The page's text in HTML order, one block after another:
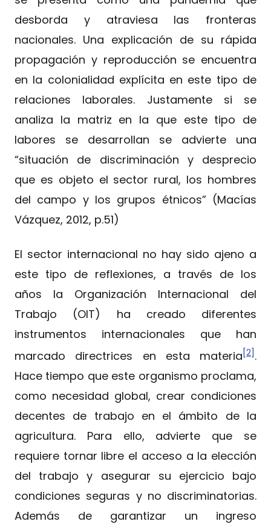
desborda y atraviesa las fronteras
nacionales. Una explicación de su rápida
propagación y reproducción se encuentra
en la colonialidad explícita en este tipo de
relaciones laborales. Justamente si se
analiza la matriz en la que este tipo de
labores se desarrollan se advierte una
“situación de discriminación y desprecio
que es objeto el sector rural, los hombres
del campo y los grupos étnicos” (Macías
Vázquez, 2012, p.51)
El sector internacional no hay sido ajeno a
este tipo de reflexiones, a través de los
años la Organización Internacional del
Trabajo (OIT) ha creado diferentes
instrumentos internacionales que han
marcado directrices en esta materia[2].
Hace tiempo que este organismo proclama,
como necesidad global, crear condiciones
decentes de trabajo en el ámbito de la
agricultura. Para ello, advierte que se
requiere tornar libre el acceso a la elección
del trabajo y asegurar su ejercicio bajo
condiciones seguras y no discriminatorias.
Además de garantizar un ingreso